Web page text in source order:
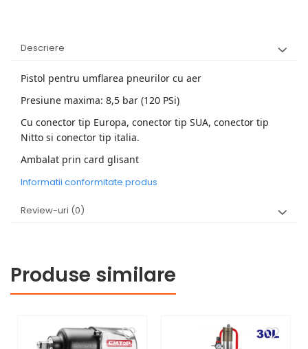
Descriere
Pistol pentru umflarea pneurilor cu aer
Presiune maxima: 8,5 bar (120 PSi)
Cu conector tip Europa, conector tip SUA, conector tip
Nitto si conector tip italia.
Ambalat prin card glisant
Informatii conformitate produs
Review-uri (0)
Produse similare